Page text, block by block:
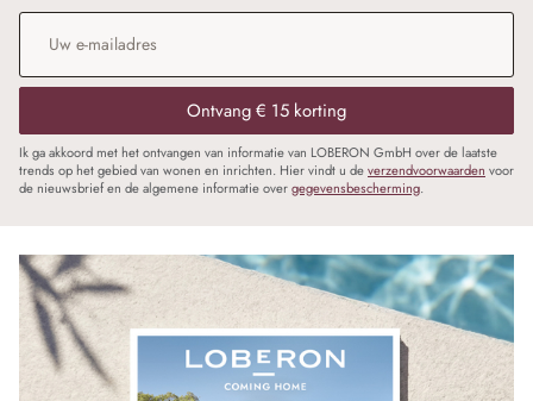
E-mailadres
Ontvang € 15 korting
Ik ga akkoord met het ontvangen van informatie van LOBERON GmbH over de laatste
trends op het gebied van wonen en inrichten. Hier vindt u deverzendvoorwaarden voor
de nieuwsbrief en de algemene informatie overgegevensbescherming.